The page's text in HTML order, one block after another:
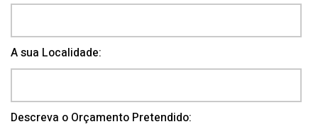
A sua Localidade:
Descreva o Orçamento Pretendido: